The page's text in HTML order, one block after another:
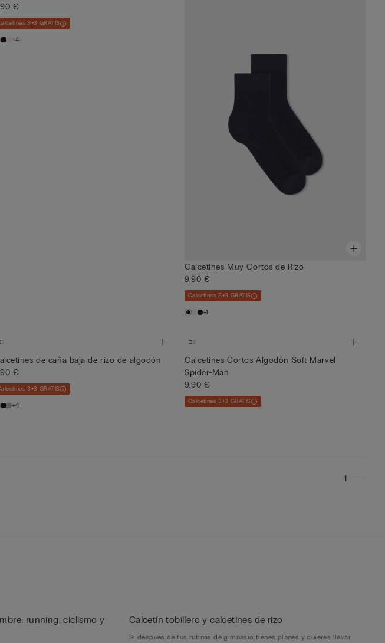
€
3+3 GRATIS
+4
Calcetines Muy Cortos de Rizo
9,90 €
Calcetines 3+3 GRATIS
+1
de caña baja de rizo de algodón
€
3+3 GRATIS
+4
Calcetines Cortos Algodón Soft Marvel
Spider-Man
9,90 €
Calcetines 3+3 GRATIS
1
running, ciclismo y
Calcetín tobillero y calcetines de rizo
Si después de tus rutinas de gimnasio tienes planes y quieres llevar